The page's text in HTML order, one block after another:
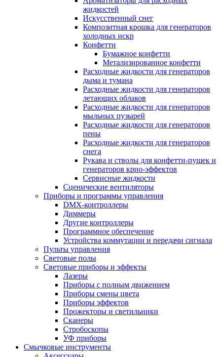
жидкостей
Искусственный снег
Композитная крошка для генераторов
холодных искр
Конфетти
Бумажное конфетти
Метализированное конфетти
Расходные жидкости для генераторов
дыма и тумана
Расходные жидкости для генераторов
летающих облаков
Расходные жидкости для генераторов
мыльных пузырей
Расходные жидкости для генераторов
пены
Расходные жидкости для генераторов
снега
Рукава и стволы для конфетти-пушек и
генераторов крио-эффектов
Сервисные жидкости
Сценические вентиляторы
Приборы и программы управления
DMX-контроллеры
Диммеры
Другие контроллеры
Программное обеспечение
Устройства коммутации и передачи сигнала
Пульты управления
Световые полы
Световые приборы и эффекты
Лазеры
Приборы с полным движением
Приборы смены цвета
Приборы эффектов
Прожекторы и светильники
Сканеры
Стробоскопы
УФ приборы
Смычковые инструменты